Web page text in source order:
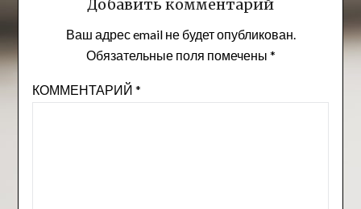
Добавить комментарий
Ваш адрес email не будет опубликован.
Обязательные поля помечены *
КОММЕНТАРИЙ *